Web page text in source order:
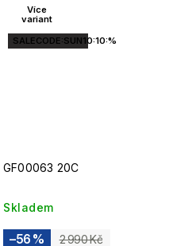
Více
variant
SALECODE:SUN10:10:%
GF00063 20C
Skladem
2 990 Kč
–56 %